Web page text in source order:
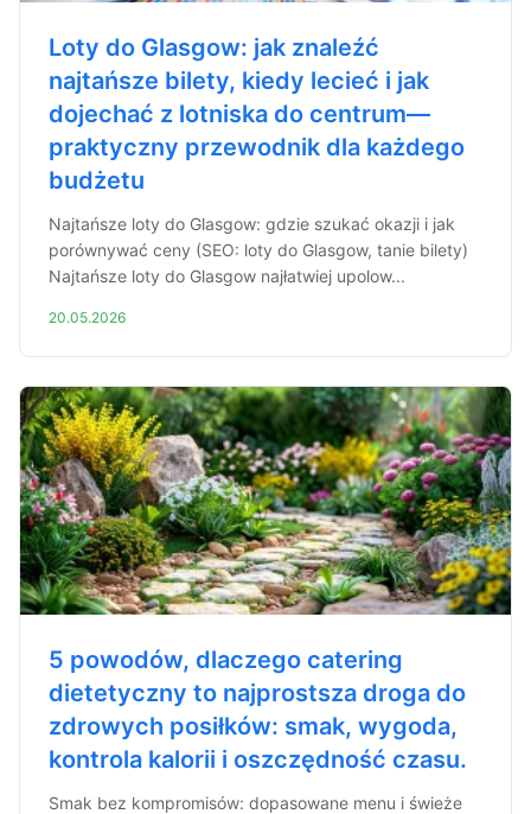
Loty do Glasgow: jak znaleźć
najtańsze bilety, kiedy lecieć i jak
dojechać z lotniska do centrum—
praktyczny przewodnik dla każdego
budżetu
Najtańsze loty do Glasgow: gdzie szukać okazji i jak
porównywać ceny (SEO: loty do Glasgow, tanie bilety)
Najtańsze loty do Glasgow najłatwiej upolow...
20.05.2026
5 powodów, dlaczego catering
dietetyczny to najprostsza droga do
zdrowych posiłków: smak, wygoda,
kontrola kalorii i oszczędność czasu.
Smak bez kompromisów: dopasowane menu i świeże